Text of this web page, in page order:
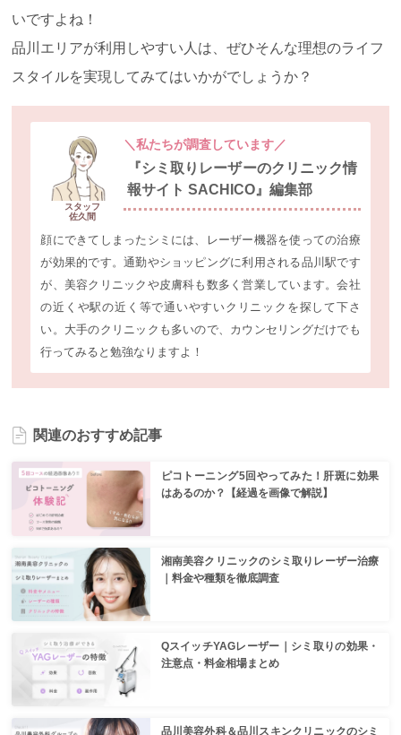
いですよね！
品川エリアが利用しやすい人は、ぜひそんな理想のライフ
スタイルを実現してみてはいかがでしょうか？
スタッフ
佐久間
＼私たちが調査しています／
『シミ取りレーザーのクリニック情
報サイト SACHICO』編集部
顔にできてしまったシミには、レーザー機器を使っての治療
が効果的です。通勤やショッピングに利用される品川駅です
が、美容クリニックや皮膚科も数多く営業しています。会社
の近くや駅の近く等で通いやすいクリニックを探して下さ
い。大手のクリニックも多いので、カウンセリングだけでも
行ってみると勉強なりますよ！
関連のおすすめ記事
ピコトーニング5回やってみた！肝斑に効果
はあるのか？【経過を画像で解説】
湘南美容クリニックのシミ取りレーザー治療
｜料金や種類を徹底調査
QスイッチYAGレーザー｜シミ取りの効果・
注意点・料金相場まとめ
品川美容外科＆品川スキンクリニックのシミ